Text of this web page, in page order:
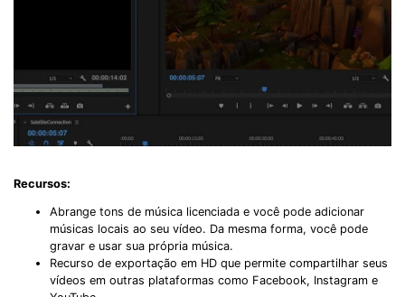
Recursos:
Abrange tons de música licenciada e você pode adicionar
músicas locais ao seu vídeo. Da mesma forma, você pode
gravar e usar sua própria música.
Recurso de exportação em HD que permite compartilhar seus
vídeos em outras plataformas como Facebook, Instagram e